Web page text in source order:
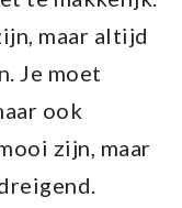
maar altijd
Je moet
ook
zijn, maar